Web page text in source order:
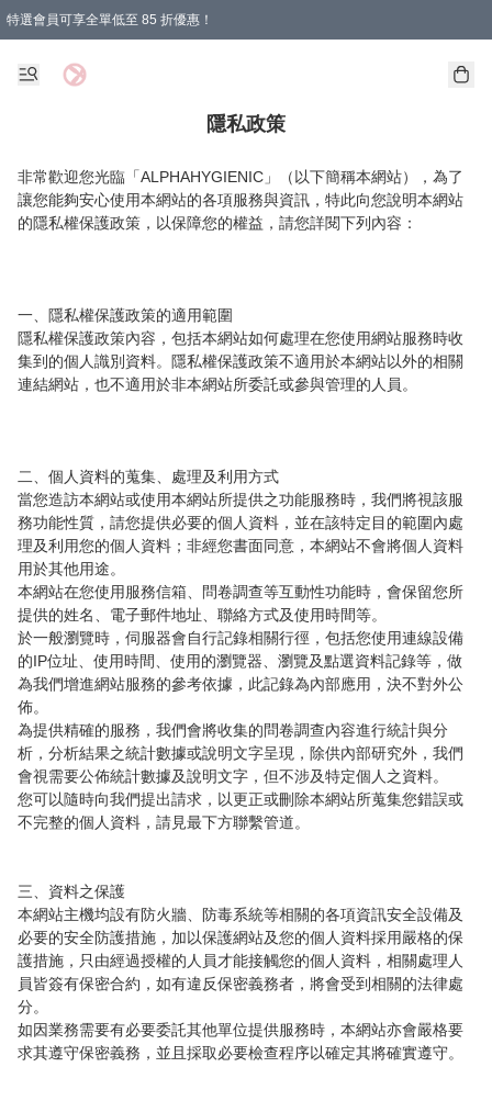
特選會員可享全單低至 85 折優惠！
購物滿 HKD 1000.00即享免運費優惠！（適用於 特定的送貨方式 )
隱私政策
非常歡迎您光臨「ALPHAHYGIENIC」（以下簡稱本網站），為了
讓您能夠安心使用本網站的各項服務與資訊，特此向您說明本網站
的隱私權保護政策，以保障您的權益，請您詳閱下列內容：
一、隱私權保護政策的適用範圍
隱私權保護政策內容，包括本網站如何處理在您使用網站服務時收
集到的個人識別資料。隱私權保護政策不適用於本網站以外的相關
連結網站，也不適用於非本網站所委託或參與管理的人員。
二、個人資料的蒐集、處理及利用方式
當您造訪本網站或使用本網站所提供之功能服務時，我們將視該服
務功能性質，請您提供必要的個人資料，並在該特定目的範圍內處
理及利用您的個人資料；非經您書面同意，本網站不會將個人資料
用於其他用途。
本網站在您使用服務信箱、問卷調查等互動性功能時，會保留您所
提供的姓名、電子郵件地址、聯絡方式及使用時間等。
於一般瀏覽時，伺服器會自行記錄相關行徑，包括您使用連線設備
的IP位址、使用時間、使用的瀏覽器、瀏覽及點選資料記錄等，做
為我們增進網站服務的參考依據，此記錄為內部應用，決不對外公
佈。
為提供精確的服務，我們會將收集的問卷調查內容進行統計與分
析，分析結果之統計數據或說明文字呈現，除供內部研究外，我們
會視需要公佈統計數據及說明文字，但不涉及特定個人之資料。
您可以隨時向我們提出請求，以更正或刪除本網站所蒐集您錯誤或
不完整的個人資料，請見最下方聯繫管道。
三、資料之保護
本網站主機均設有防火牆、防毒系統等相關的各項資訊安全設備及
必要的安全防護措施，加以保護網站及您的個人資料採用嚴格的保
護措施，只由經過授權的人員才能接觸您的個人資料，相關處理人
員皆簽有保密合約，如有違反保密義務者，將會受到相關的法律處
分。
如因業務需要有必要委託其他單位提供服務時，本網站亦會嚴格要
求其遵守保密義務，並且採取必要檢查程序以確定其將確實遵守。